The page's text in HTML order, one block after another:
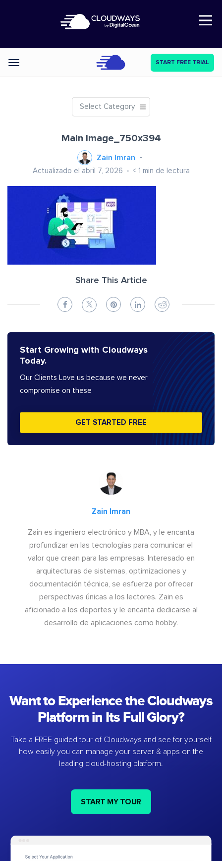
Open Nav
Categories START FREE TRIAL
Select Category
Main Image_750x394
Zain Imran
Actualizado el abril 7, 2026 < 1 min de lectura
Share This Article
Start Growing with Cloudways
Today.
Our Clients Love us because we never
compromise on these
GET STARTED FREE
Zain Imran
Zain es ingeniero electrónico y MBA, y le encanta
profundizar en las tecnologías para comunicar el
valor que crean para las empresas. Interesado en
arquitecturas de sistemas, optimizaciones y
documentación técnica, se esfuerza por ofrecer
perspectivas únicas a los lectores. Zain es
aficionado a los deportes y le encanta dedicarse al
desarrollo de aplicaciones como hobby.
Want to Experience the Cloudways
Platform in Its Full Glory?
Take a FREE guided tour of Cloudways and see for yourself
how easily you can manage your server & apps on the
leading cloud-hosting platform.
START MY TOUR